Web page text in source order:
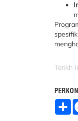
Tarikh
S